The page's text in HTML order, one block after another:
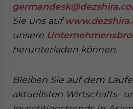
Sie uns auf
unsere
herunterladen können.
Bleiben Sie auf dem
aktuellsten Wirtschafts-